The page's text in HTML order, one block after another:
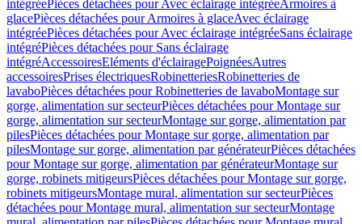
intégréePièces détachées pour Avec éclairage intégréeArmoires à
glacePièces détachées pour Armoires à glaceAvec éclairage
intégréePièces détachées pour Avec éclairage intégréeSans éclairage
intégréPièces détachées pour Sans éclairage
intégréAccessoiresEléments d'éclairagePoignéesAutres
accessoiresPrises électriquesRobinetteriesRobinetteries de
lavaboPièces détachées pour Robinetteries de lavaboMontage sur
gorge, alimentation sur secteurPièces détachées pour Montage sur
gorge, alimentation sur secteurMontage sur gorge, alimentation par
pilesPièces détachées pour Montage sur gorge, alimentation par
pilesMontage sur gorge, alimentation par générateurPièces détachées
pour Montage sur gorge, alimentation par générateurMontage sur
gorge, robinets mitigeursPièces détachées pour Montage sur gorge,
robinets mitigeursMontage mural, alimentation sur secteurPièces
détachées pour Montage mural, alimentation sur secteurMontage